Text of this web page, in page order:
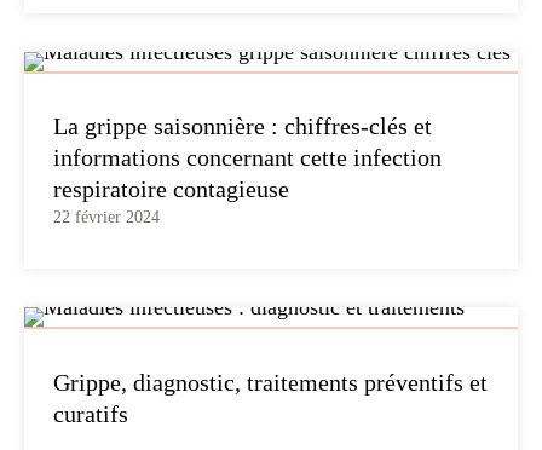
La grippe saisonnière : chiffres-clés et
informations concernant cette infection
respiratoire contagieuse
22 février 2024
Grippe, diagnostic, traitements préventifs et
curatifs